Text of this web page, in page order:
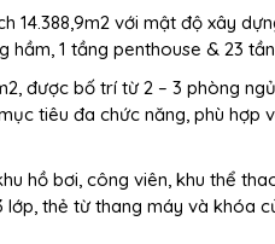
14.388,9m2 với mật độ xây
1 tầng penthouse & 23
được bố trí từ 2 – 3 phòng
tiêu đa chức năng, phù hợp
hồ bơi, công viên, khu thể
lớp, thẻ từ thang máy và khóa